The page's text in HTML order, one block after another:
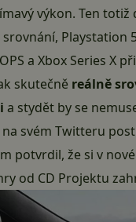
výkon. Ten totiž
srovnání, Playstation
a Xbox Series X
skutečně reálně
a stydět by se
na svém Twitteru
potvrdil, že si v
od CD Projektu